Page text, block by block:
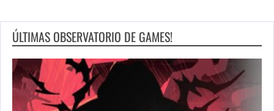
ÚLTIMAS OBSERVATORIO DE GAMES!